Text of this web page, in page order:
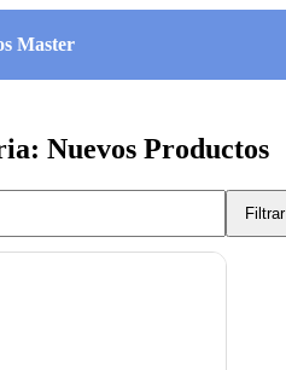
Master
Nuevos Productos
Filtrar